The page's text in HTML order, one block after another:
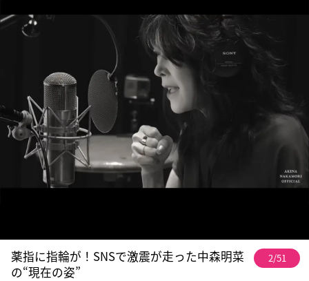
薬指に指輪が！SNSで激震が走った中森明菜
の“現在の姿”
2/51